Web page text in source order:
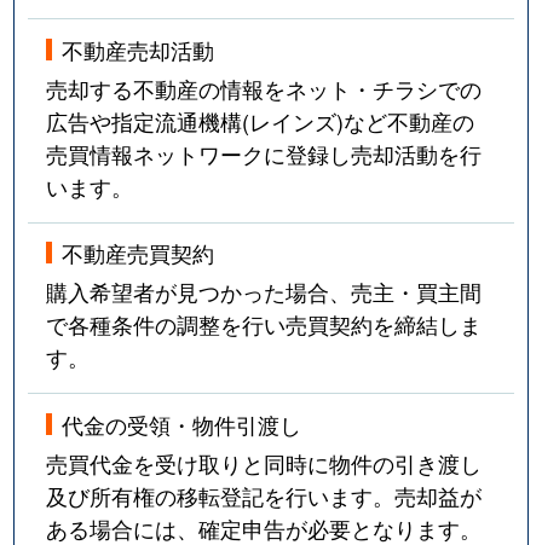
不動産売却活動
売却する不動産の情報をネット・チラシでの
広告や指定流通機構(レインズ)など不動産の
売買情報ネットワークに登録し売却活動を行
います。
不動産売買契約
購入希望者が見つかった場合、売主・買主間
で各種条件の調整を行い売買契約を締結しま
す。
代金の受領・物件引渡し
売買代金を受け取りと同時に物件の引き渡し
及び所有権の移転登記を行います。売却益が
ある場合には、確定申告が必要となります。